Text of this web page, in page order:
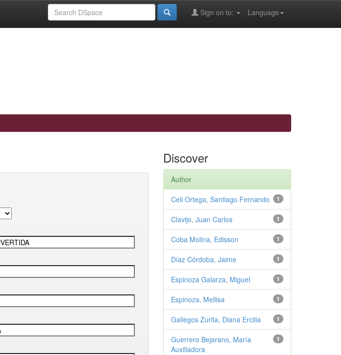
Language
Sign on to:
Discover
Author
1
Celi Ortega, Santiago Fernando
1
Clavijo, Juan Carlos
1
Coba Molina, Edisson
1
Díaz Córdoba, Jaime
1
Espinoza Galarza, Miguel
1
Espinoza, Mellisa
1
Gallegos Zurita, Diana Ercilia
1
Guerrero Bejarano, María
Auxiliadora